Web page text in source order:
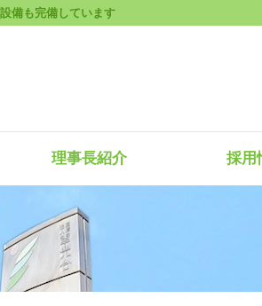
備も完備しています
理事長紹介 採用
くある質問 理事長紹介